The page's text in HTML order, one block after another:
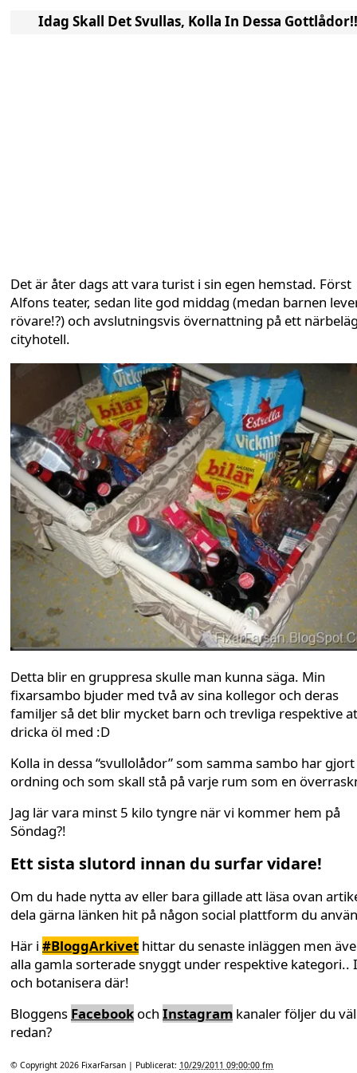
Idag Skall Det Svullas, Kolla In Dessa Gottlådor!!
Det är åter dags att vara turist i sin egen hemstad. Först
Alfons teater, sedan lite god middag (medan barnen
rövare!?) och avslutningsvis övernattning på ett
cityhotell.
Detta blir en gruppresa skulle man kunna säga. Min
fixarsambo bjuder med två av sina kollegor och deras
familjer så det blir mycket barn och trevliga respektive
dricka öl med :D
Kolla in dessa “svullolådor” som samma sambo har
ordning och som skall stå på varje rum som en
Jag lär vara minst 5 kilo tyngre när vi kommer hem på
Söndag?!
Ett sista slutord innan du surfar vidare!
Om du hade nytta av eller bara gillade att läsa ovan
dela gärna länken hit på någon social plattform du
Här i #BloggArkivet hittar du senaste inläggen men
alla gamla sorterade snyggt under respektive kategori..
och botanisera där!
Bloggens Facebookoch Instagram kanaler följer du väl
redan?
© Copyright 2026 FixarFarsan | Publicerat: 10/29/2011 09:00:00 fm